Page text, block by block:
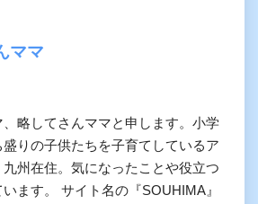
ママ
略してさんママと申します。小学
りの子供たちを子育てしているア
州在住。気になったことや役立つ
ます。 サイト名の『SOUHIMA』